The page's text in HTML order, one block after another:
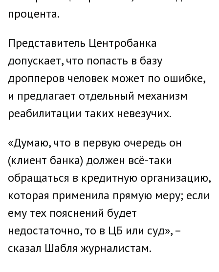
процента.
Представитель Центробанка
допускает, что попасть в базу
дропперов человек может по ошибке,
и предлагает отдельный механизм
реабилитации таких невезучих.
«Думаю, что в первую очередь он
(клиент банка) должен всё-таки
обращаться в кредитную организацию,
которая применила прямую меру; если
ему тех пояснений будет
недостаточно, то в ЦБ или суд», –
сказал Шабля журналистам.